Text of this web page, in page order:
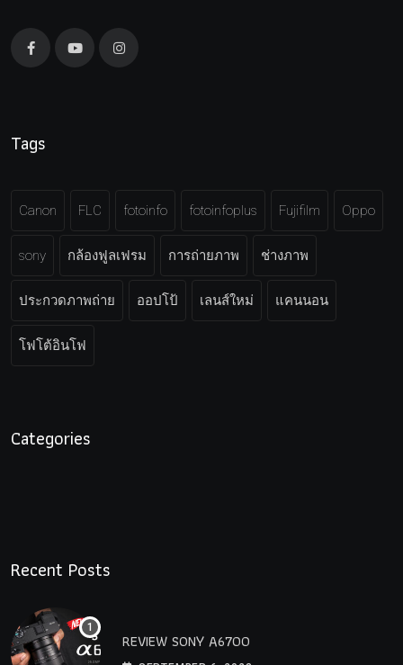
Tags
Canon FLC fotoinfo fotoinfoplus Fujifilm Oppo
sony กล้องฟูลเฟรม การถ่ายภาพ ช่างภาพ
ประกวดภาพถ่าย ออปโป้ เลนส์ใหม่ แคนนอน
โฟโต้อินโฟ
Categories
Recent Posts
REVIEW SONY A6700